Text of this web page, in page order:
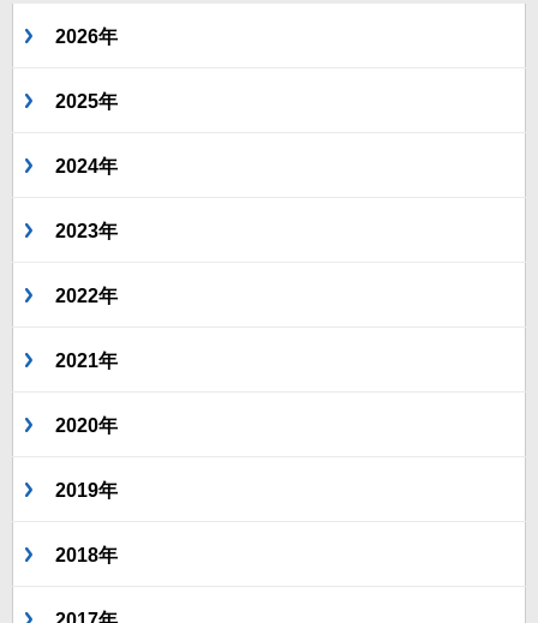
2026年
2025年
2024年
2023年
2022年
2021年
2020年
2019年
2018年